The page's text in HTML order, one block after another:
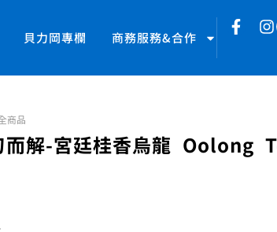
貝力岡專欄 商務服務&合作
商品
而解-宮廷桂香烏龍 Oolong